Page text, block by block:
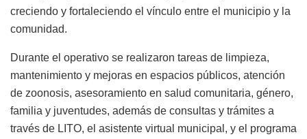
creciendo y fortaleciendo el vínculo entre el municipio y la
comunidad.
Durante el operativo se realizaron tareas de limpieza,
mantenimiento y mejoras en espacios públicos, atención
de zoonosis, asesoramiento en salud comunitaria, género,
familia y juventudes, además de consultas y trámites a
través de LITO, el asistente virtual municipal, y el programa